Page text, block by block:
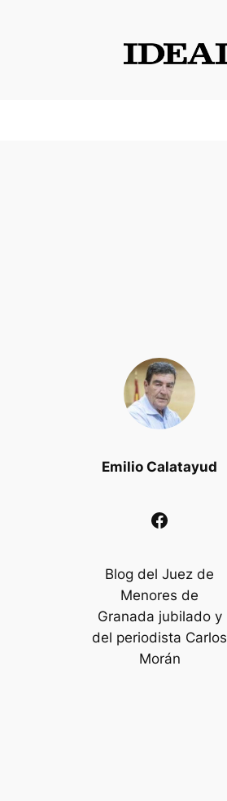
Emilio Calatayud
Facebook
Blog del Juez de
Menores de
Granada jubilado y
del periodista Carlos
Morán